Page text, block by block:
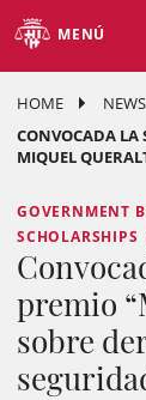
MENÚ
HOME NEWS
CONVOCADA LA
MIQUEL
GOVERNMENT
premio
sobre